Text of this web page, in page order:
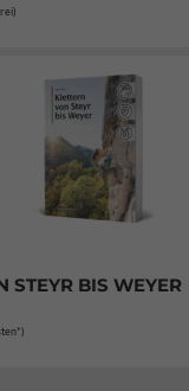
STEYR BIS WEYER